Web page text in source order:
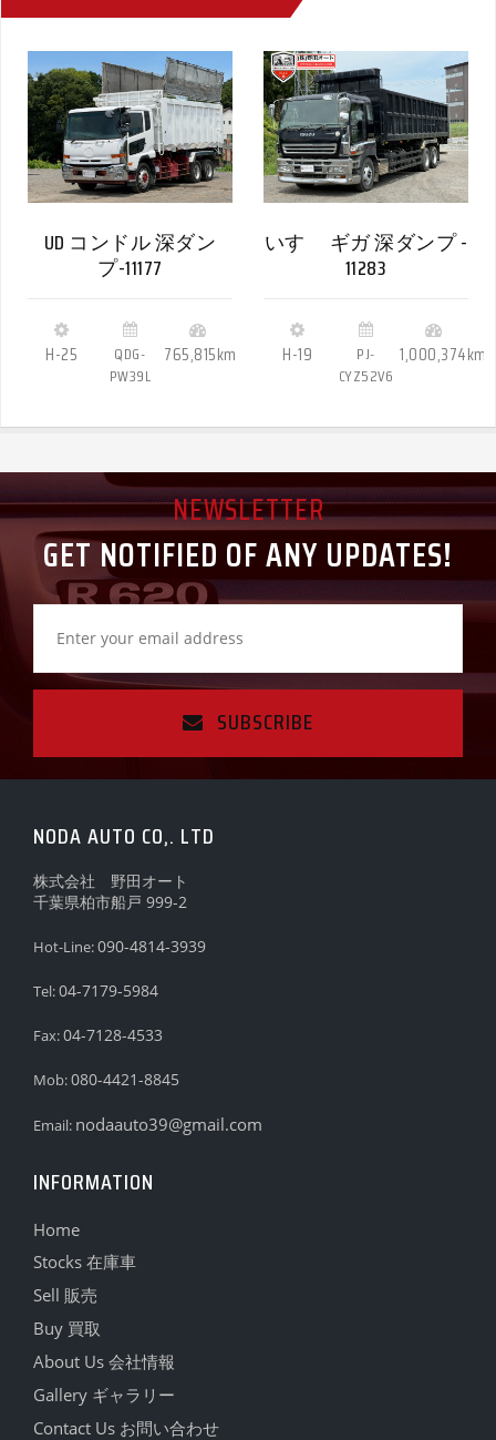
UD コンドル 深ダン
プ-11177
H-25
QDG-
PW39L
765,815km
いすゞ ギガ 深ダンプ -
11283
H-19
PJ-
CYZ52V6
1,000,374km
NEWSLETTER
GET NOTIFIED OF ANY UPDATES!
SUBSCRIBE
NODA AUTO CO,. LTD
株式会社 野田オート
千葉県柏市船戸 999-2
Hot-Line:090-4814-3939
Tel:04-7179-5984
Fax:04-7128-4533
Mob:080-4421-8845
Email: nodaauto39@gmail.com
INFORMATION
Home
Stocks 在庫車
Sell 販売
Buy 買取
About Us 会社情報
Gallery ギャラリー
Contact Us お問い合わせ